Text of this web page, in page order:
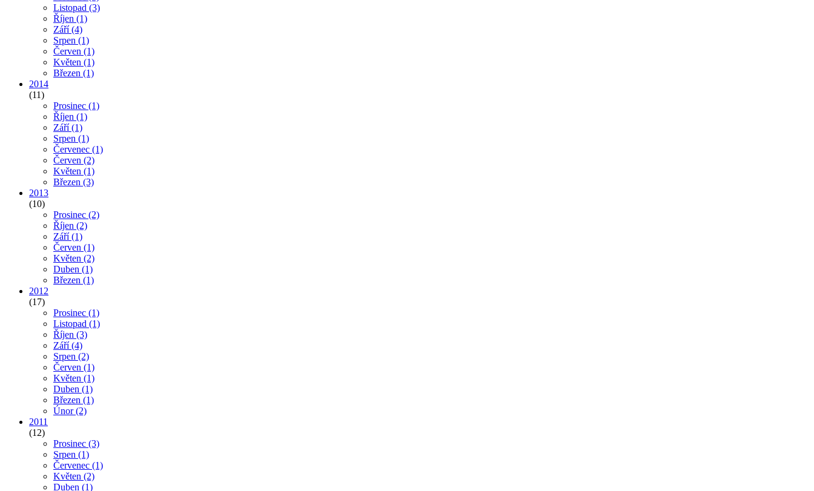
Listopad (3)
Říjen (1)
Září(4)
Srpen (1)
Červen (1)
Květen (1)
Březen (1)
2014
(11)
Prosinec (1)
Říjen (1)
Září(1)
Srpen (1)
Červenec (1)
Červen (2)
Květen (1)
Březen (3)
2013
(10)
Prosinec (2)
Říjen (2)
Září(1)
Červen (1)
Květen (2)
Duben (1)
Březen (1)
2012
(17)
Prosinec (1)
Listopad (1)
Říjen (3)
Září(4)
Srpen (2)
Červen (1)
Květen (1)
Duben (1)
Březen (1)
Únor(2)
2011
(12)
Prosinec (3)
Srpen (1)
Červenec (1)
Květen (2)
Duben (1)